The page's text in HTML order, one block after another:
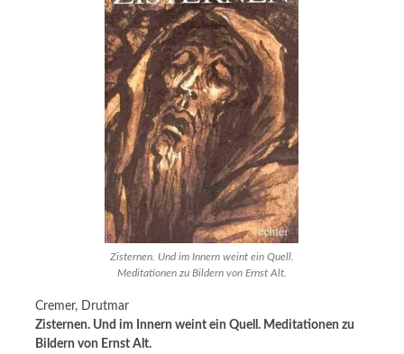
Zisternen. Und im Innern weint ein Quell.
Meditationen zu Bildern von Ernst Alt.
Cremer, Drutmar
Zisternen. Und im Innern weint ein Quell. Meditationen zu
Bildern von Ernst Alt.